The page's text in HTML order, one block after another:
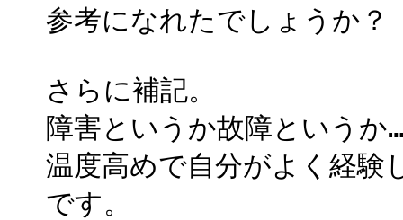
参考になれたでしょうか？
さらに補記。
障害というか故障というか
温度高めで自分がよく経験
です。